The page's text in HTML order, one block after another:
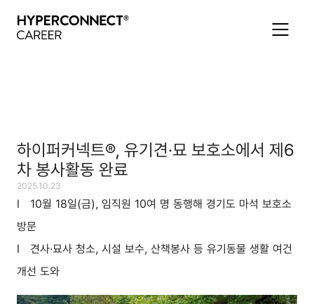
하이퍼커넥트®, 유기견·묘 보호소에서 제6
차 봉사활동 완료
2025.10.23
l 10월 18일(금), 임직원 10여 명 동행해 경기도 마석 보호소
방문
l 견사·묘사 청소, 시설 보수, 산책봉사 등 유기동물 생활 여건
개선 도와